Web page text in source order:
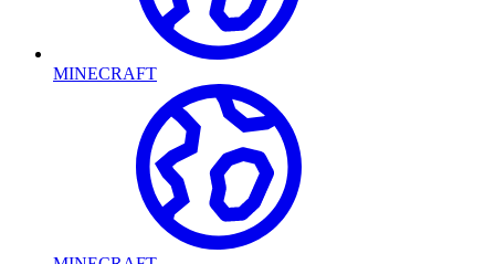
MINECRAFT